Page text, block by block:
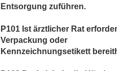
Entsorgung zuführen.
P101 Ist ärztlicher Rat
Verpackung oder
Kennzeichnungsetikett